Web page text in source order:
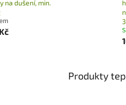
na dušení, min.
Produkty